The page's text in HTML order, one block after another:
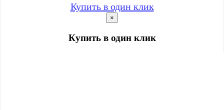
Купить в один клик
×
Купить в один клик